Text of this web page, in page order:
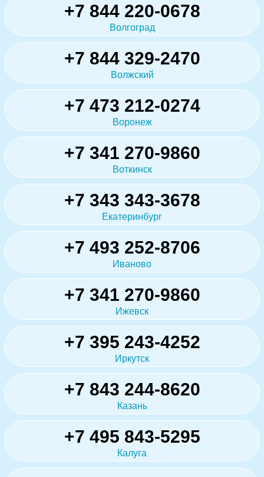
+7 844 220-0678
Волгоград
+7 844 329-2470
Волжский
+7 473 212-0274
Воронеж
+7 341 270-9860
Воткинск
+7 343 343-3678
Екатеринбург
+7 493 252-8706
Иваново
+7 341 270-9860
Ижевск
+7 395 243-4252
Иркутск
+7 843 244-8620
Казань
+7 495 843-5295
Калуга